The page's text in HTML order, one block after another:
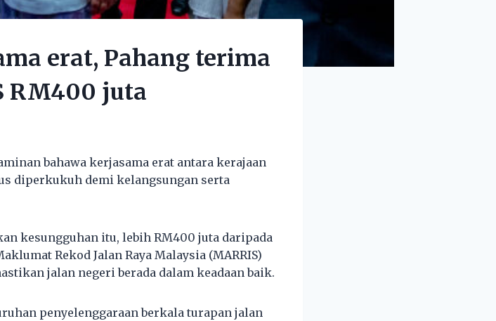
erat, Pahang terima
RM400 juta
bahawa kerjasama erat antara kerajaan
diperkukuh demi kelangsungan serta
kesungguhan itu, lebih RM400 juta daripada
Rekod Jalan Raya Malaysia (MARRIS)
jalan negeri berada dalam keadaan baik.
penyelenggaraan berkala turapan jalan